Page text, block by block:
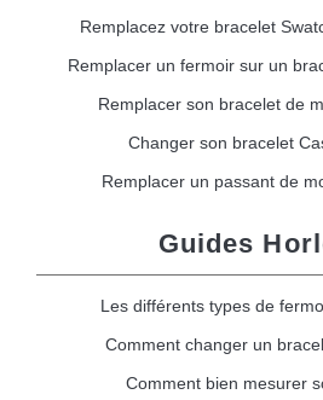
Remplacez votre bracelet
Remplacer un fermoir sur un
Remplacer son bracelet de
Changer son bracelet
Remplacer un passant de
Guides
Les différents types de
Comment changer un
Comment bien mesurer